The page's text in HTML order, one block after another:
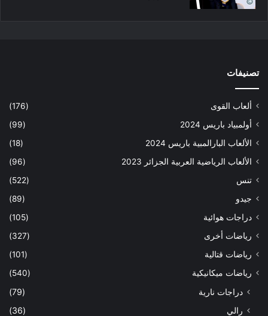
تصنيفات
ألعاب القوى
(176)
أولمبياد باريس 2024
(99)
الألعاب البارالمبية باريس 2024
(18)
الألعاب الرياضية العربية الجزائر 2023
(96)
تنس
(522)
جيدو
(89)
دراجات هوائية
(105)
رياضات أخرى
(327)
رياضات قتالية
(101)
رياضات ميكانيكية
(540)
دراجات نارية
(79)
رالي
(36)